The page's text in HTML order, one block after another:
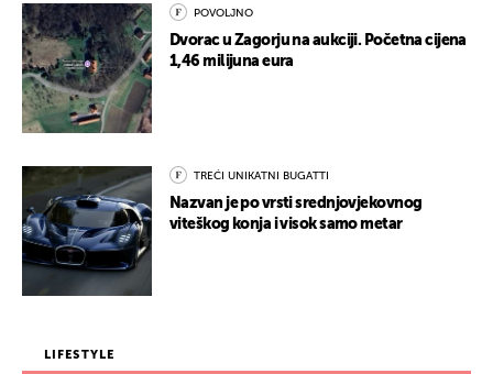
POVOLJNO
Dvorac u Zagorju na aukciji. Početna cijena
1,46 milijuna eura
TREĆI UNIKATNI BUGATTI
Nazvan je po vrsti srednjovjekovnog
viteškog konja i visok samo metar
LIFESTYLE